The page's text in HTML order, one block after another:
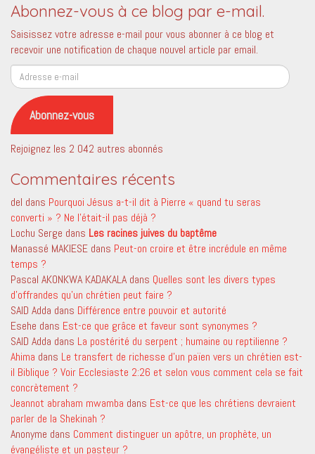
Abonnez-vous à ce blog par e-mail.
Saisissez votre adresse e-mail pour vous abonner à ce blog et
recevoir une notification de chaque nouvel article par email.
Adresse
e-
mail
Abonnez-vous
Rejoignez les 2 042 autres abonnés
Commentaires récents
del dans Pourquoi Jésus a-t-il dit à Pierre « quand tu seras
converti » ? Ne l’était-il pas déjà ?
Lochu Serge dans Les racines juives du baptême
Manassé MAKIESE dans Peut-on croire et être incrédule en même
temps ?
Pascal AKONKWA KADAKALA dans Quelles sont les divers types
d’offrandes qu’un chrétien peut faire ?
SAID Adda dans Différence entre pouvoir et autorité
Esehe dans Est-ce que grâce et faveur sont synonymes ?
SAID Adda dans La postérité du serpent ; humaine ou reptilienne ?
Ahima dans Le transfert de richesse d’un païen vers un chrétien est-
il Biblique ? Voir Ecclesiaste 2:26 et selon vous comment cela se fait
concrètement ?
Jeannot abraham mwamba dans Est-ce que les chrétiens devraient
parler de la Shekinah ?
Anonyme dans Comment distinguer un apôtre, un prophète, un
évangéliste et un pasteur ?